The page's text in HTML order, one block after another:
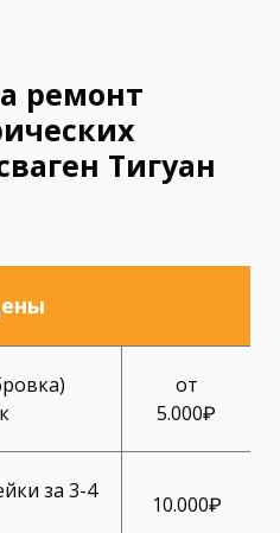
ремонт
Тигуан
от
5.000₽
за 3-4
10.000₽